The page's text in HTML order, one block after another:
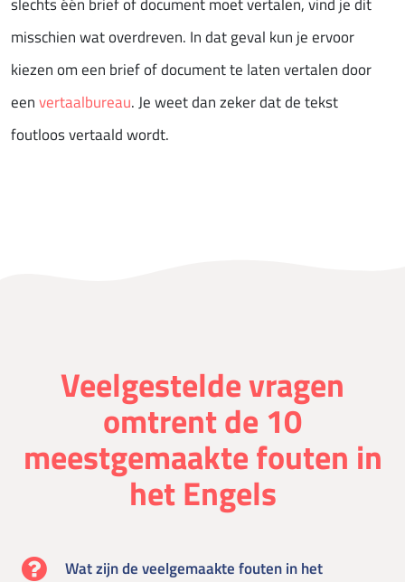
misschien wat overdreven. In dat geval kun je ervoor
kiezen om een brief of document te laten vertalen door
eenvertaalbureau. Je weet dan zeker dat de tekst
foutloos vertaald wordt.
Veelgestelde vragen
omtrent de 10
meestgemaakte fouten in
het Engels
Wat zijn de veelgemaakte fouten in het